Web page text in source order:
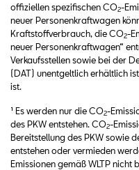
offiziellen spezifischen CO2-
neuer Personenkraftwagen
Kraftstoffverbrauch, die CO2-
neuer Personenkraftwagen“
Verkaufsstellen sowie bei der
(DAT) unentgeltlich erhältlich
ist.
¹ Es werden nur die CO2-
des PKW entstehen. CO2-
Bereitstellung des PKW sowie
entstehen oder vermieden
Emissionen gemäß WLTP nicht